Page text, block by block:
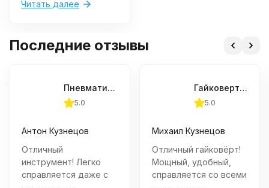
автосервисов,
гайковерт
пневматический для
что нужно знать.
Читать далее
Последние отзывы
Пневматический гайковерт Thorvik AIWS124 1"
5.0
Антон Кузнецов
Отличный
инструмент! Легко
справляется даже с
Гайковерт пневматический ударный Jonnesway JAI-1044 1/2"DR 8000 об/мин., 780 Нм
5.0
Михаил Кузнецов
Отличный гайковёрт!
Мощный, удобный,
справляется со всеми